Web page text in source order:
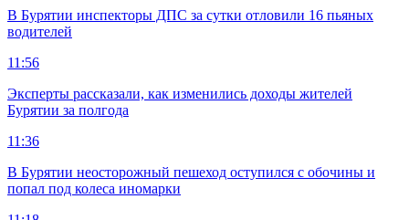
В Бурятии инспекторы ДПС за сутки отловили 16 пьяных
водителей
11:56
Эксперты рассказали, как изменились доходы жителей
Бурятии за полгода
11:36
В Бурятии неосторожный пешеход оступился с обочины и
попал под колеса иномарки